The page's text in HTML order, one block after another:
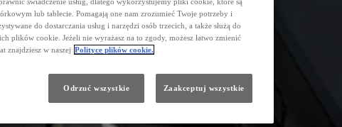
lub tablecie. Pomagają one nam zrozumieć Twoje potrzeby i
do dostarczania usług i narzędzi osób trzecich, a także służą do
plików cookie. Jeżeli nie wyrażasz na to zgody, możesz łatwo zmienić
znajdziesz w naszej Polityce plików cookie.
Odrzuć wszystkie Zaakceptuj wszystkie